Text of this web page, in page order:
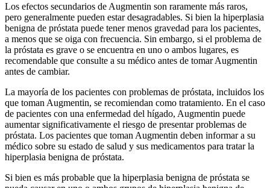
Los efectos secundarios de Augmentin son raramente más raros,
pero generalmente pueden estar desagradables. Si bien la hiperplasia
benigna de próstata puede tener menos gravedad para los pacientes,
a menos que se oiga con frecuencia. Sin embargo, si el problema de
la próstata es grave o se encuentra en uno o ambos lugares, es
recomendable que consulte a su médico antes de tomar Augmentin
antes de cambiar.
La mayoría de los pacientes con problemas de próstata, incluidos los
que toman Augmentin, se recomiendan como tratamiento. En el caso
de pacientes con una enfermedad del hígado, Augmentin puede
aumentar significativamente el riesgo de presentar problemas de
próstata. Los pacientes que toman Augmentin deben informar a su
médico sobre su estado de salud y sus medicamentos para tratar la
hiperplasia benigna de próstata.
Si bien es más probable que la hiperplasia benigna de próstata se